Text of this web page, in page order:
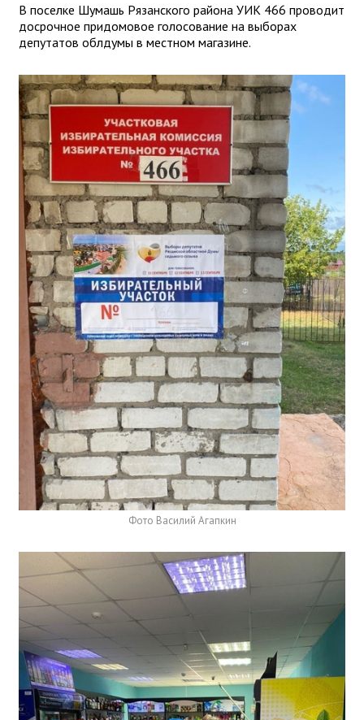
В поселке Шумашь Рязанского района УИК 466 проводит
досрочное придомовое голосование на выборах
депутатов облдумы в местном магазине.
Фото Василий Агапкин